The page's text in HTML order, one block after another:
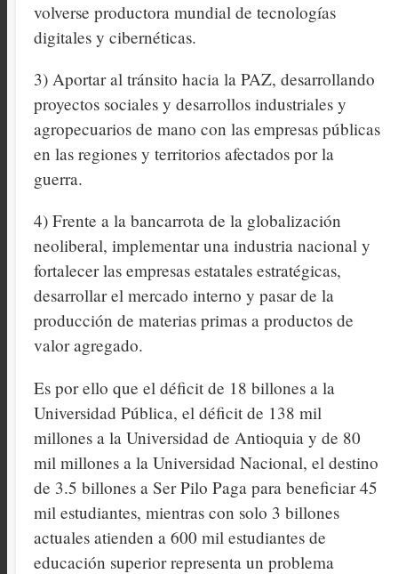
volverse productora mundial de tecnologías
digitales y cibernéticas.
3) Aportar al tránsito hacia la PAZ, desarrollando
proyectos sociales y desarrollos industriales y
agropecuarios de mano con las empresas públicas
en las regiones y territorios afectados por la
guerra.
4) Frente a la bancarrota de la globalización
neoliberal, implementar una industria nacional y
fortalecer las empresas estatales estratégicas,
desarrollar el mercado interno y pasar de la
producción de materias primas a productos de
valor agregado.
Es por ello que el déficit de 18 billones a la
Universidad Pública, el déficit de 138 mil
millones a la Universidad de Antioquia y de 80
mil millones a la Universidad Nacional, el destino
de 3.5 billones a Ser Pilo Paga para beneficiar 45
mil estudiantes, mientras con solo 3 billones
actuales atienden a 600 mil estudiantes de
educación superior representa un problema